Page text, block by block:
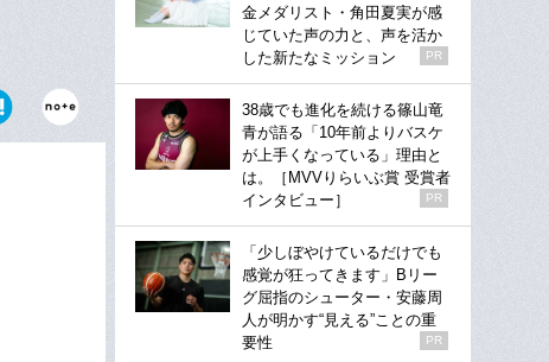
金メダリスト・角田夏実が感
じていた声の力と、声を活か
した新たなミッション
PR
38歳でも進化を続ける篠山竜
青が語る「10年前よりバスケ
が上手くなっている」理由と
は。［MVVりらいぶ賞 受賞者
インタビュー］
PR
「少しぼやけているだけでも
感覚が狂ってきます」Bリー
グ屈指のシューター・安藤周
人が明かす“見える”ことの重
要性
PR